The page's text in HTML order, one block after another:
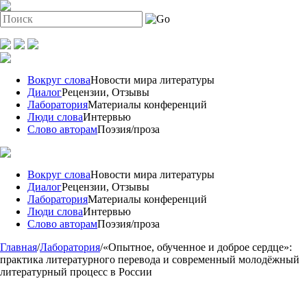
Вокруг словаНовости мира литературы
ДиалогРецензии, Отзывы
ЛабораторияМатериалы конференций
Люди словаИнтервью
Слово авторамПоэзия/проза
Вокруг словаНовости мира литературы
ДиалогРецензии, Отзывы
ЛабораторияМатериалы конференций
Люди словаИнтервью
Слово авторамПоэзия/проза
Главная/Лаборатория/«Опытное, обученное и доброе сердце»:
практика литературного перевода и современный молодёжный
литературный процесс в России